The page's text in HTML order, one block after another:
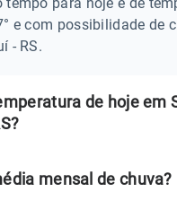
e com possibilidade de
- RS.
de hoje em
mensal de chuva?